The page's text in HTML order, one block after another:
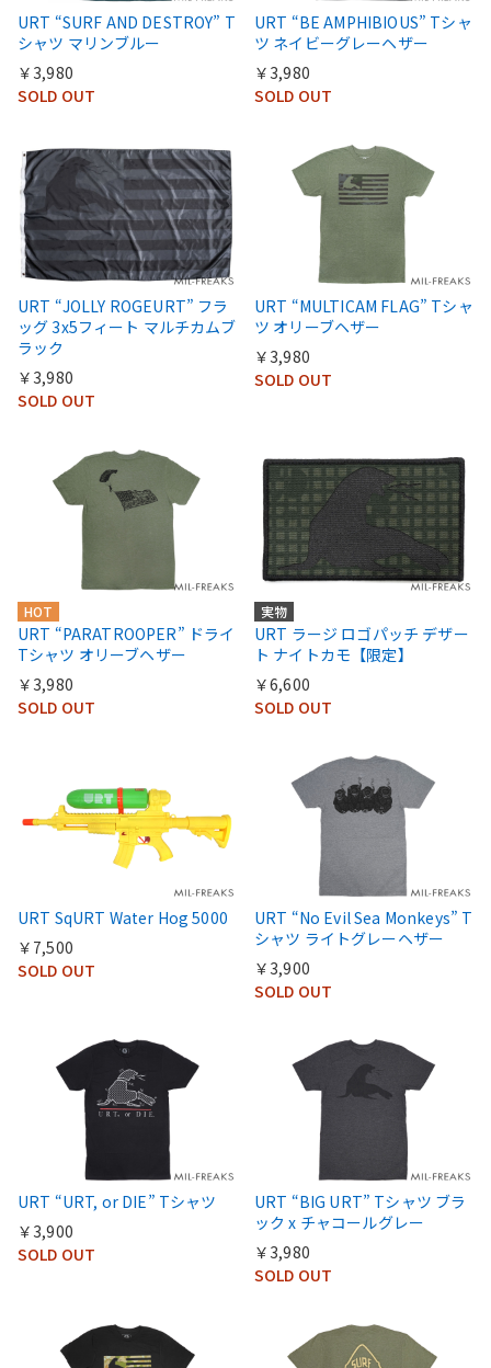
URT “SURF AND DESTROY” T
シャツ マリンブルー
￥3,980
SOLD OUT
URT “BE AMPHIBIOUS” Tシャ
ツ ネイビーグレーヘザー
￥3,980
SOLD OUT
URT “JOLLY ROGEURT” フラ
ッグ 3x5フィート マルチカムブ
ラック
￥3,980
SOLD OUT
URT “MULTICAM FLAG” Tシャ
ツ オリーブヘザー
￥3,980
SOLD OUT
HOT
URT “PARATROOPER” ドライ
Tシャツ オリーブヘザー
￥3,980
SOLD OUT
実物
URT ラージ ロゴパッチ デザー
ト ナイトカモ【限定】
￥6,600
SOLD OUT
URT SqURT Water Hog 5000
￥7,500
SOLD OUT
URT “No Evil Sea Monkeys” T
シャツ ライトグレーヘザー
￥3,900
SOLD OUT
URT “URT, or DIE” Tシャツ
￥3,900
SOLD OUT
URT “BIG URT” Tシャツ ブラ
ック x チャコールグレー
￥3,980
SOLD OUT